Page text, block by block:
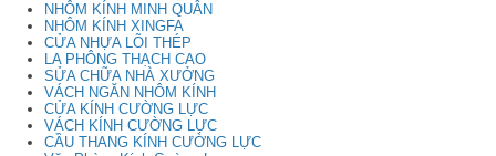
NHÔM KÍNH MINH QUÂN
NHÔM KÍNH XINGFA
CỬA NHỰA LÕI THÉP
LA PHÔNG THẠCH CAO
SỬA CHỮA NHÀ XƯỞNG
VÁCH NGĂN NHÔM KÍNH
CỬA KÍNH CƯỜNG LỰC
VÁCH KÍNH CƯỜNG LỰC
CẦU THANG KÍNH CƯỜNG LỰC